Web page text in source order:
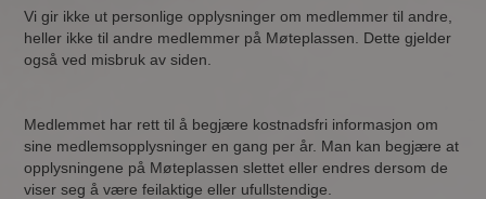
Vi gir ikke ut personlige opplysninger om medlemmer til andre,
heller ikke til andre medlemmer på Møteplassen. Dette gjelder
også ved misbruk av siden.
Medlemmet har rett til å begjære kostnadsfri informasjon om
sine medlemsopplysninger en gang per år. Man kan begjære at
opplysningene på Møteplassen slettet eller endres dersom de
viser seg å være feilaktige eller ufullstendige.